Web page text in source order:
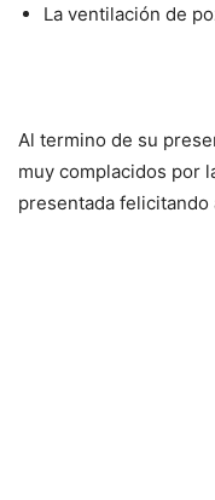
La ventilación de
Al termino de su
muy complacidos por
presentada felicitando